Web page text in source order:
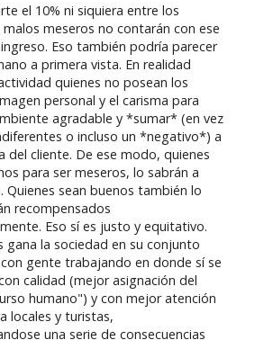
el 10% ni siquiera entre los
meseros no contarán con ese
Eso también podría parecer
a primera vista. En realidad
quienes no posean los
personal y el carisma para
agradable y *sumar* (en vez
o incluso un *negativo*) a
del cliente. De ese modo, quienes
para ser meseros, lo sabrán a
Quienes sean buenos también lo
recompensados
Eso sí es justo y equitativo.
gana la sociedad en su conjunto
gente trabajando en donde sí se
calidad (mejor asignación del
humano") y con mejor atención
locales y turistas,
una serie de consecuencias